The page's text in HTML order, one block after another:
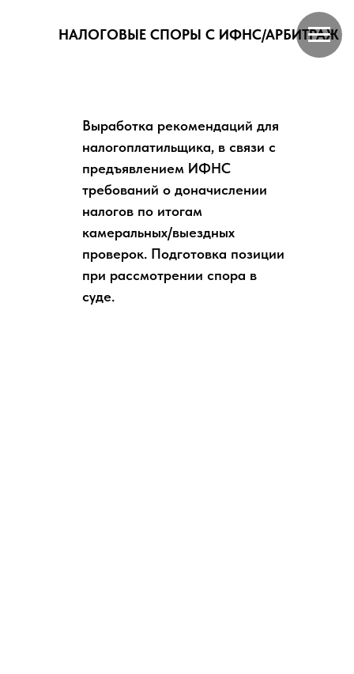
НАЛОГОВЫЕ СПОРЫ С ИФНС/АРБИТРАЖ
Выработка рекомендаций для
налогоплатильщика, в связи с
предъявлением ИФНС
требований о доначислении
налогов по итогам
камеральных/выездных
проверок. Подготовка позиции
при рассмотрении спора в
суде.